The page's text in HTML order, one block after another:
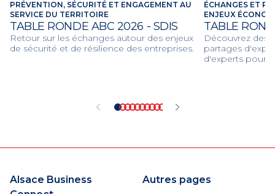
PRÉVENTION, SÉCURITÉ ET ENGAGEMENT AU
SERVICE DU TERRITOIRE
TABLE RONDE ABC 2026 - SDIS
Retour sur les échanges autour des enjeux
de sécurité et de résilience des entreprises.
ÉCHANGES ET
ENJEUX
TABLE
Découvrez des
partages
d'experts pour
Alsace Business
Autres pages